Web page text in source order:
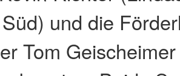
und die
Tom